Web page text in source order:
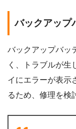
バックアップ
バックアップバッ
く、トラブルが生
イにエラーが表示
るため、修理を検